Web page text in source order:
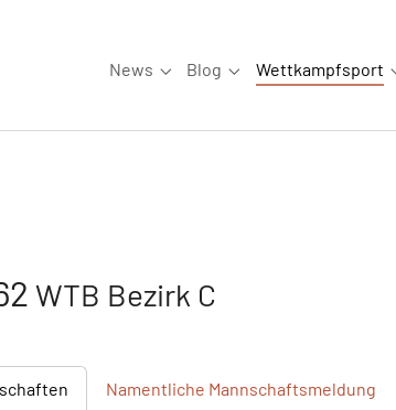
News
Submenu for "News"
Blog
Submenu for "Blog"
Wettkampfsport
WTB Bezirk C
Namentliche Mannschaftsmeldung